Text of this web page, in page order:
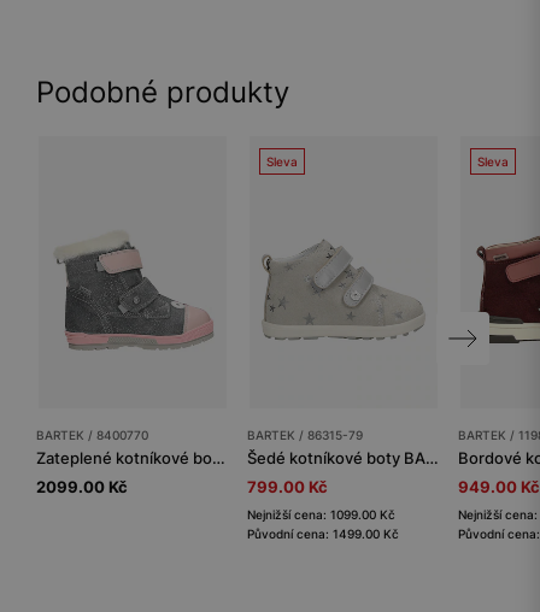
Podobné produkty
BARTEK / 8400770
Zateplené kotníkové boty BARTEK 84007-70, pro dívky, šedo-růžové
2099.00 Kč
Sleva
BARTEK / 86315-79
Šedé kotníkové boty BARTEK 86315-79 se stříbrnými hvězdičkami
799.00 Kč
Nejnižší cena: 1099.00 Kč
Původní cena: 1499.00 Kč
Sleva
BARTEK /
949.00 Kč
Nejnižší
Původní